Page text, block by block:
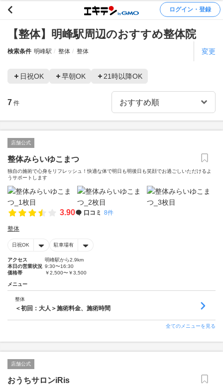
ログイン・登録
【整体】明峰駅周辺のおすすめ整体院
検索条件 明峰駅 整体 整体 変更
日祝OK 早朝OK 21時以降OK
7 件
店舗公式
整体みらいゆこまつ
独自の施術で心身をリフレッシュ！快適な体で明日も明後日も笑顔でお過ごしいただけるよ
うサポートします
3.90 口コミ 8件
整体
日祝OK 駐車場有
アクセス
明峰駅から2.9km
本日の営業状況 9:30〜16:30
価格帯
￥2,500〜￥3,500
メニュー
整体
＜初回：大人＞施術料金、施術時間
全てのメニューを見る
店舗公式
おうちサロンiRis